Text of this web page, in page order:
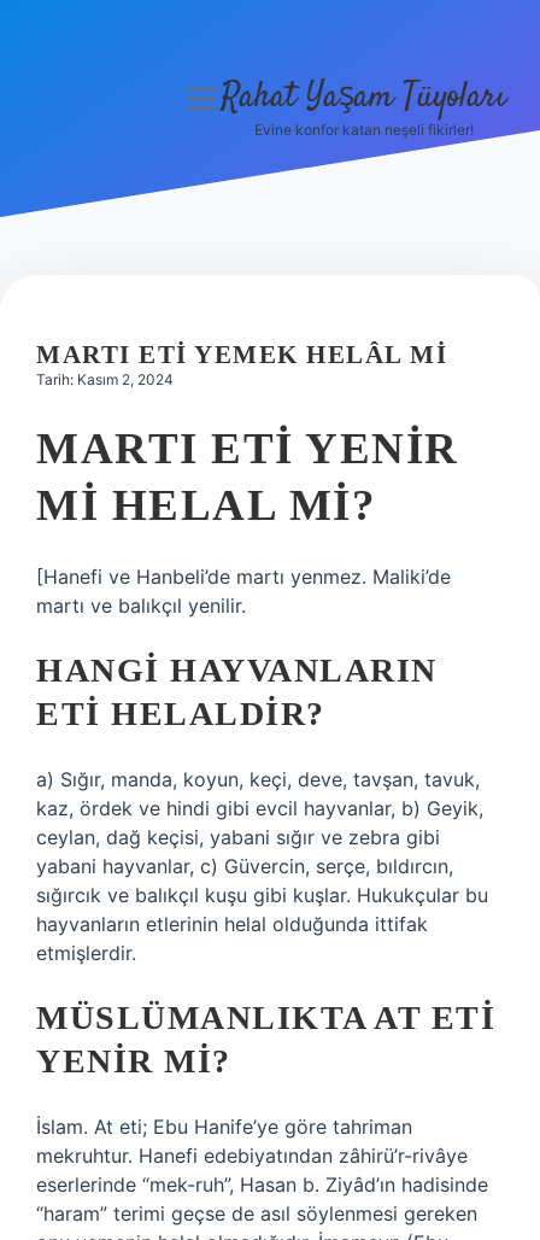
Hakkımızda
menüyü
Rahat Yaşam Tüyoları
Evine konfor katan neşeli fikirler!
MARTI ETI YEMEK HELÂL MI
Tarih: Kasım 2, 2024
MARTI ETI YENIR
MI HELAL MI?
[Hanefi ve Hanbeli’de martı yenmez. Maliki’de
martı ve balıkçıl yenilir.
HANGI HAYVANLARIN
ETI HELALDIR?
a) Sığır, manda, koyun, keçi, deve, tavşan, tavuk,
kaz, ördek ve hindi gibi evcil hayvanlar, b) Geyik,
ceylan, dağ keçisi, yabani sığır ve zebra gibi
yabani hayvanlar, c) Güvercin, serçe, bıldırcın,
sığırcık ve balıkçıl kuşu gibi kuşlar. Hukukçular bu
hayvanların etlerinin helal olduğunda ittifak
etmişlerdir.
MÜSLÜMANLIKTA AT ETI
YENIR MI?
İslam. At eti; Ebu Hanife’ye göre tahriman
mekruhtur. Hanefi edebiyatından zâhirü’r-rivâye
eserlerinde “mek-ruh”, Hasan b. Ziyâd’ın hadisinde
“haram” terimi geçse de asıl söylenmesi gereken